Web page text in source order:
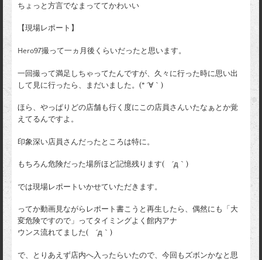
ちょっと方言でなまっててかわいい
【現場レポート】
Hero97撮って一ヵ月後くらいだったと思います。
一回撮って満足しちゃってたんですが、久々に行った時に思い出
して見に行ったら、まだいました。(* ´∀｀)
ほら、やっぱりどの店舗も行く度にこの店員さんいたなぁとか覚
えてるんですよ。
印象深い店員さんだったところは特に。
もちろん危険だった場所ほど記憶残ります( ´д｀)
では現場レポートいかせていただきます。
ってか動画見ながらレポート書こうと再生したら、偶然にも「大
変危険ですので」ってタイミングよく館内アナ
ウンス流れてました( ´д｀)
で、とりあえず店内へ入ったらいたので、今回もズボンかなと思